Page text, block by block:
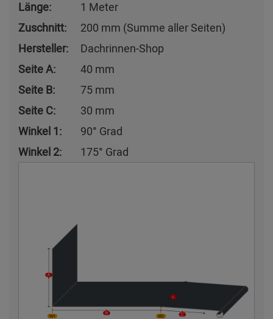
Länge:
1 Meter
Zuschnitt:
200 mm (Summe aller Seiten)
Hersteller:
Dachrinnen-Shop
Seite A:
40 mm
Seite B:
75 mm
Seite C:
30 mm
Winkel 1:
90° Grad
Winkel 2:
175° Grad